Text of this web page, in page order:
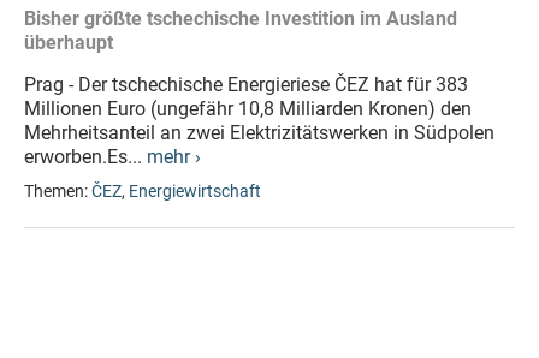
Bisher größte tschechische Investition im Ausland
überhaupt
Prag - Der tschechische Energieriese ČEZ hat für 383
Millionen Euro (ungefähr 10,8 Milliarden Kronen) den
Mehrheitsanteil an zwei Elektrizitätswerken in Südpolen
erworben.Es... mehr ›
Themen:ČEZ, Energiewirtschaft